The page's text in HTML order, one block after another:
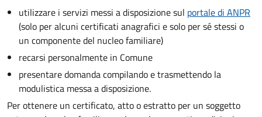
utilizzare i servizi messi a disposizione sul portale di ANPR
(solo per alcuni certificati anagrafici e solo per sé stessi o
un componente del nucleo familiare)
recarsi personalmente in Comune
presentare domanda compilando e trasmettendo la
modulistica messa a disposizione.
Per ottenere un certificato, atto o estratto per un soggetto